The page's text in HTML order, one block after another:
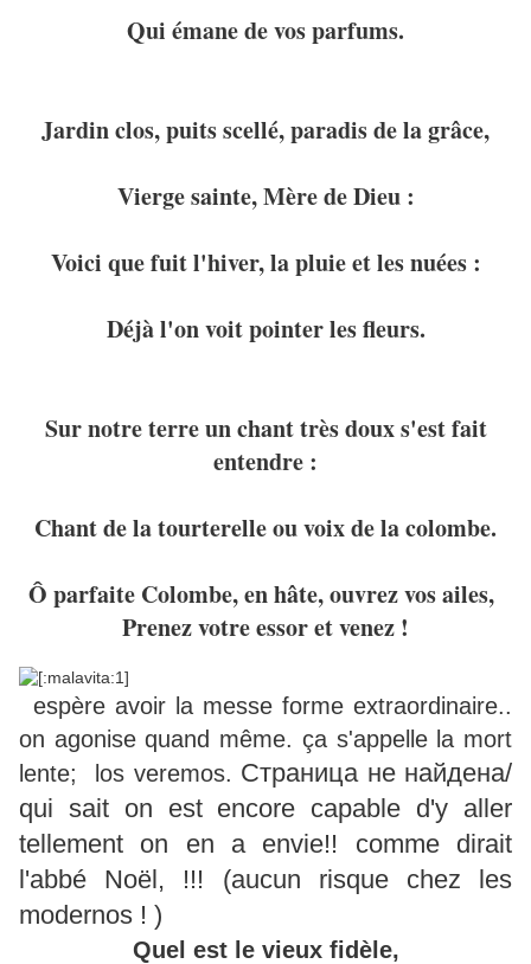
Qui émane de vos parfums.
Jardin clos, puits scellé, paradis de la grâce,
Vierge sainte, Mère de Dieu :
Voici que fuit l'hiver, la pluie et les nuées :
Déjà l'on voit pointer les fleurs.
Sur notre terre un chant très doux s'est fait
entendre :
Chant de la tourterelle ou voix de la colombe.
Ô parfaite Colombe, en hâte, ouvrez vos ailes,
Prenez votre essor et venez !
espère avoir la messe forme extraordinaire..
on agonise quand même. ça s'appelle la mort
lente; los veremos. Страница не найдена/
qui sait on est encore capable d'y aller
tellement on en a envie!! comme dirait
l'abbé Noël, !!! (aucun risque chez les
modernos ! )
Quel est le vieux fidèle,